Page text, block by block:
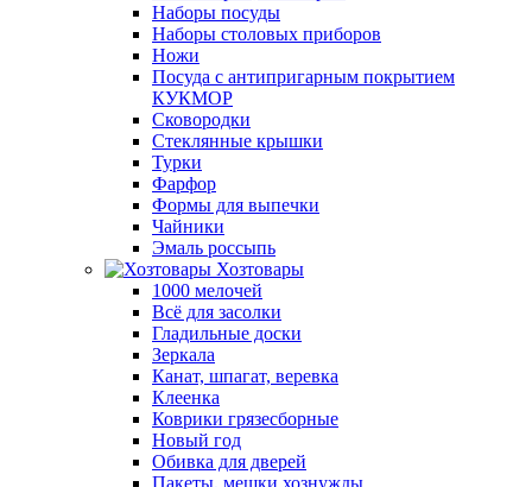
Наборы посуды
Наборы столовых приборов
Ножи
Посуда с антипригарным покрытием
КУКМОР
Сковородки
Стеклянные крышки
Турки
Фарфор
Формы для выпечки
Чайники
Эмаль россыпь
Хозтовары
1000 мелочей
Всё для засолки
Гладильные доски
Зеркала
Канат, шпагат, веревка
Клеенка
Коврики грязесборные
Новый год
Обивка для дверей
Пакеты, мешки хознужды